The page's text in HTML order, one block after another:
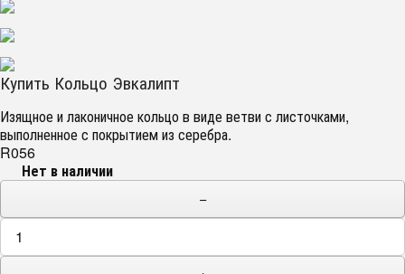
Купить Кольцо Эвкалипт
Изящное и лаконичное кольцо в виде ветви с листочками,
выполненное с покрытием из серебра.
R056
Нет в наличии
−